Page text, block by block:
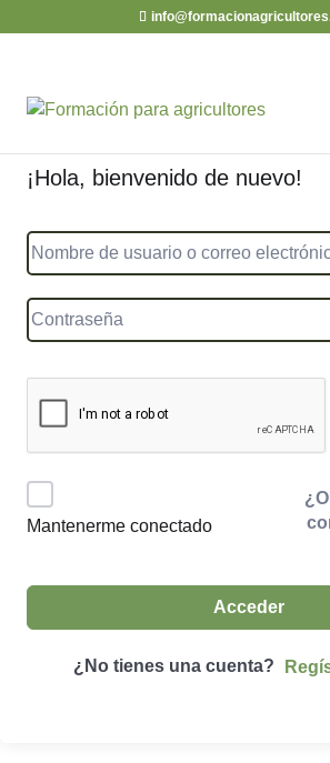
¡Hola, bienvenido de nuevo!
Mantenerme conectado
Acceder
¿No tienes una cuenta?